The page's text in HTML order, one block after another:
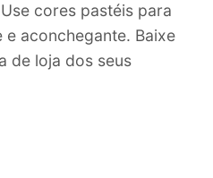
cores pastéis para
aconchegante. Baixe
de loja dos seus